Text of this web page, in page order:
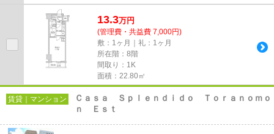
13.3万円
(管理費・共益費 7,000円)
敷：1ヶ月｜礼：1ヶ月
所在階：8階
間取り：1K
面積：22.80㎡
賃貸｜マンション
Ｃａｓａ Ｓｐｌｅｎｄｉｄｏ Ｔｏｒａｎｏｍｏ
ｎ Ｅｓｔ